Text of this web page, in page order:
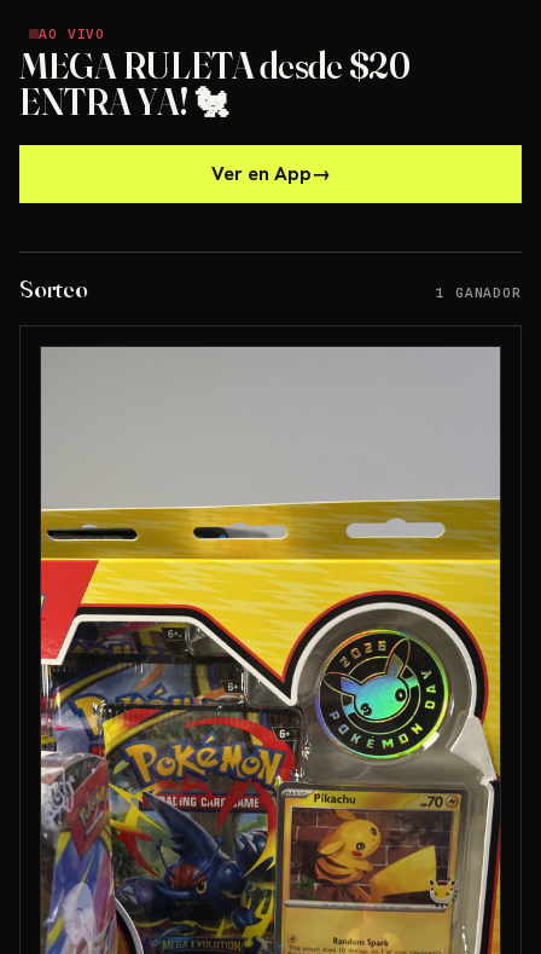
AO VIVO
AO VIVO
MEGA RULETA desde $20
ENTRA YA! 🐔
Ver en App→
Sorteo 1 GANADOR